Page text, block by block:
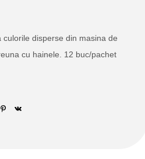
culorile disperse din masina de
cu hainele. 12 buc/pachet